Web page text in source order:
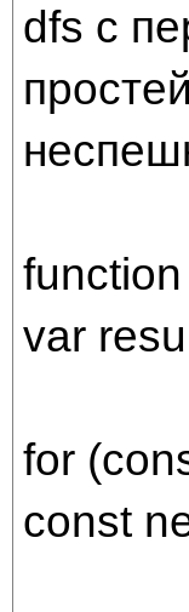
dfs с
var
for
const